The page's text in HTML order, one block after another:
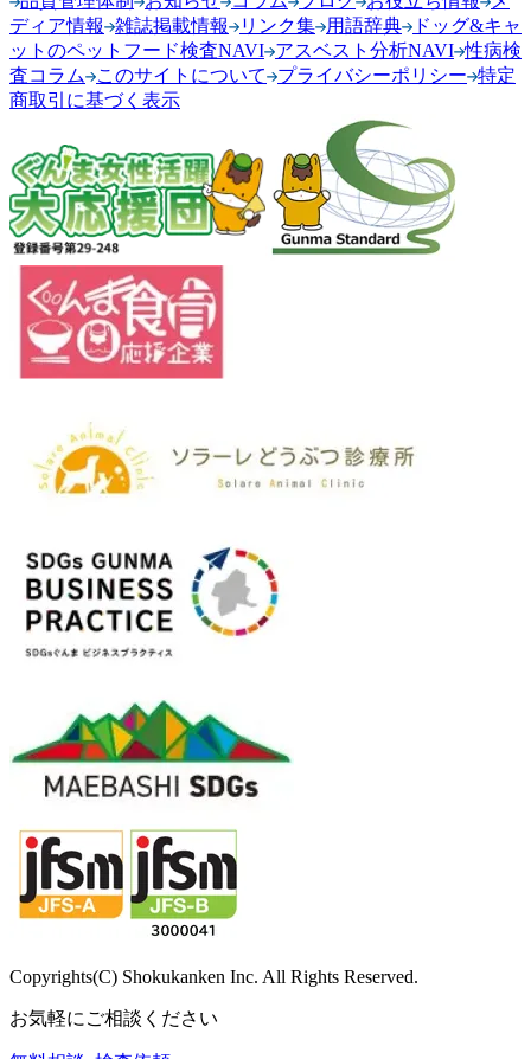
ディア情報
雑誌掲載情報 リンク集 用語辞典
ドッグ&キャ
ットのペットフード検査NAVI アスベスト分析NAVI 性病検
査コラム
このサイトについて プライバシーポリシー 特定
商取引に基づく表示
Copyrights(C) Shokukanken Inc. All Rights Reserved.
お気軽にご相談ください